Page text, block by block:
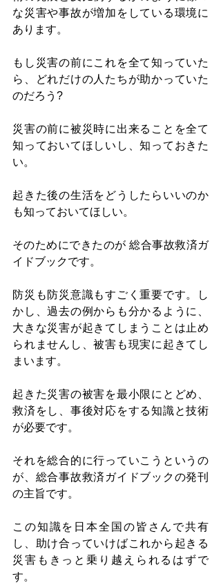
な災害や事故が増加をしている環境に
あります。
もし災害の前にこれを全て知っていた
ら、どれだけの人たちが助かっていた
のだろう?
災害の前に被災時に出来ることを全て
知っておいてほしいし、知っておきた
い。
起きた後の生活をどうしたらいいのか
も知っておいてほしい。
そのためにできたのが 総合事故救済ガ
イドブックです。
防災も防災意識もすごく重要です。し
かし、過去の例からも分かるように、
大きな災害が起きてしまうことは止め
られませんし、被害も現実に起きてし
まいます。
起きた災害の被害を最小限にとどめ、
救済をし、事後対応をする知識と技術
が必要です。
それを総合的に行っていこうというの
が、総合事故救済ガイドブックの発刊
の主旨です。
この知識を日本全国の皆さんで共有
し、助け合っていけばこれから起きる
災害もきっと乗り越えられるはずで
す。